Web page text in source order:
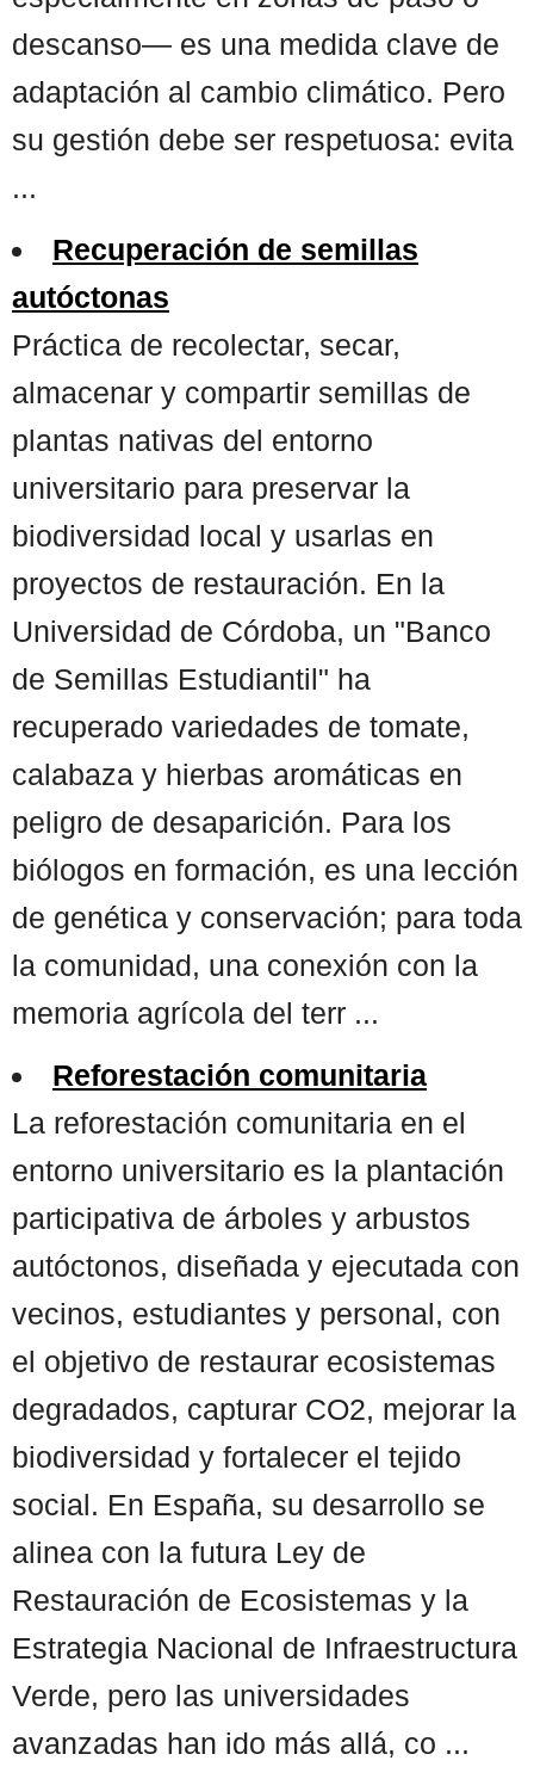
descanso— es una medida clave de
adaptación al cambio climático. Pero
su gestión debe ser respetuosa: evita
...
Recuperación de semillas
autóctonas
Práctica de recolectar, secar,
almacenar y compartir semillas de
plantas nativas del entorno
universitario para preservar la
biodiversidad local y usarlas en
proyectos de restauración. En la
Universidad de Córdoba, un "Banco
de Semillas Estudiantil" ha
recuperado variedades de tomate,
calabaza y hierbas aromáticas en
peligro de desaparición. Para los
biólogos en formación, es una lección
de genética y conservación; para toda
la comunidad, una conexión con la
memoria agrícola del terr ...
Reforestación comunitaria
La reforestación comunitaria en el
entorno universitario es la plantación
participativa de árboles y arbustos
autóctonos, diseñada y ejecutada con
vecinos, estudiantes y personal, con
el objetivo de restaurar ecosistemas
degradados, capturar CO2, mejorar la
biodiversidad y fortalecer el tejido
social. En España, su desarrollo se
alinea con la futura Ley de
Restauración de Ecosistemas y la
Estrategia Nacional de Infraestructura
Verde, pero las universidades
avanzadas han ido más allá, co ...